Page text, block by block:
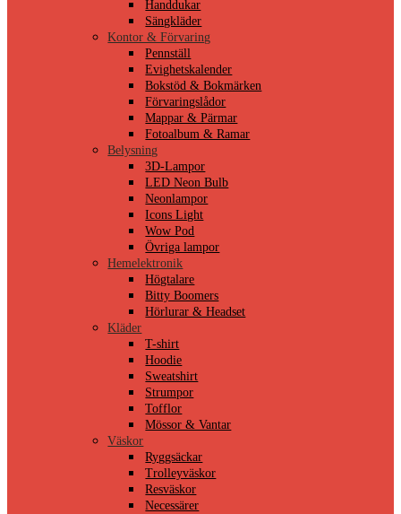
Handdukar
Sängkläder
Kontor & Förvaring
Pennställ
Evighetskalender
Bokstöd & Bokmärken
Förvaringslådor
Mappar & Pärmar
Fotoalbum & Ramar
Belysning
3D-Lampor
LED Neon Bulb
Neonlampor
Icons Light
Wow Pod
Övriga lampor
Hemelektronik
Högtalare
Bitty Boomers
Hörlurar & Headset
Kläder
T-shirt
Hoodie
Sweatshirt
Strumpor
Tofflor
Mössor & Vantar
Väskor
Ryggsäckar
Trolleyväskor
Resväskor
Necessärer